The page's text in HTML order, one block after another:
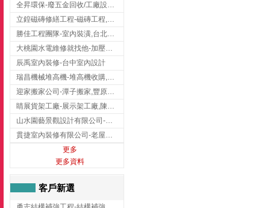
全昇環保-廢五金回收/工廠設備收購/機械設備回收/高價收購廠房設備
立鍠磁磚修繕工程-磁磚工程,磁磚修補,新竹磁磚工程
勝佳工程團隊-室內裝潢,台北房屋裝修,三重室內裝修
大桃園水電維修就找他-加壓馬達,抽水馬達,桃園水電行,中壢水電
辰禹室內裝修-台中室內設計
瑞昌機械堆高機-堆高機收購,新北市堆高機,桃園堆高機
迎家搬家公司-潭子搬家,豐原搬家,大雅搬家,大甲搬家,台中推薦搬家,台中搬家
睛展貨架工廠-展示架工廠,陳列架,台中展示架工廠
山水園藝景觀設計有限公司-景觀工程,景觀設計,新竹園藝工程,新竹景觀設計
貫捷室內裝修有限公司-老屋翻新工程,台中老屋翻新工程,台中舊屋翻新
更多
更多資料
客戶新選